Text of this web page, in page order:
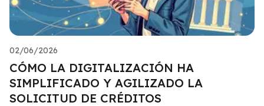
02/06/2026
CÓMO LA DIGITALIZACIÓN HA
SIMPLIFICADO Y AGILIZADO LA
SOLICITUD DE CRÉDITOS